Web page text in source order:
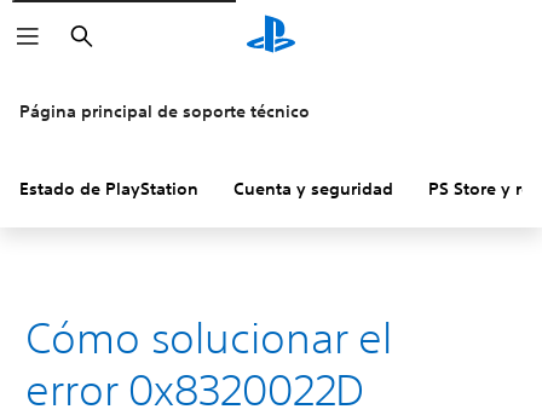
Buscar
Página principal de soporte técnico
Estado de PlayStation Cuenta y seguridad PS Store y
Cómo solucionar el
error 0x8320022D